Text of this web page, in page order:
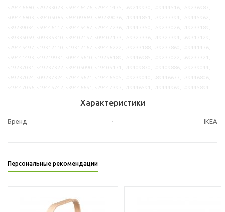
Характеристики
Бренд IKEA
Персональные рекомендации